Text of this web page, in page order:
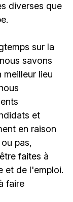
diverses que
sur la
savons
meilleur lieu
et
en raison
pas,
faites à
et de l'emploi.
faire